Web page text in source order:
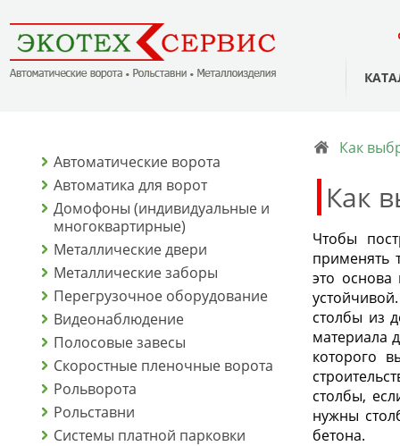
Автоматические ворота
Автоматика для ворот
Домофоны (индивидуальные и
многоквартирные)
Металлические двери
Металлические заборы
Перегрузочное оборудование
Видеонаблюдение
Полосовые завесы
Скоростные пленочные ворота
Рольворота
Рольставни
Системы платной парковки
Как
Как
Чтобы
применять
это
столбы из
материала
которого
столбы,
нужны
бетона.